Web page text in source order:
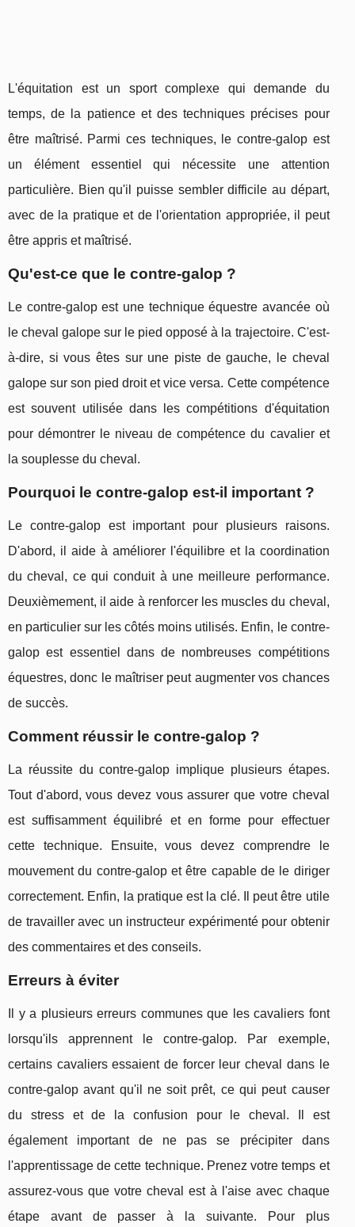
L'équitation est un sport complexe qui demande du
temps, de la patience et des techniques précises pour
être maîtrisé. Parmi ces techniques, le contre-galop est
un élément essentiel qui nécessite une attention
particulière. Bien qu'il puisse sembler difficile au départ,
avec de la pratique et de l'orientation appropriée, il peut
être appris et maîtrisé.
Qu'est-ce que le contre-galop ?
Le contre-galop est une technique équestre avancée où
le cheval galope sur le pied opposé à la trajectoire. C'est-
à-dire, si vous êtes sur une piste de gauche, le cheval
galope sur son pied droit et vice versa. Cette compétence
est souvent utilisée dans les compétitions d'équitation
pour démontrer le niveau de compétence du cavalier et
la souplesse du cheval.
Pourquoi le contre-galop est-il important ?
Le contre-galop est important pour plusieurs raisons.
D'abord, il aide à améliorer l'équilibre et la coordination
du cheval, ce qui conduit à une meilleure performance.
Deuxièmement, il aide à renforcer les muscles du cheval,
en particulier sur les côtés moins utilisés. Enfin, le contre-
galop est essentiel dans de nombreuses compétitions
équestres, donc le maîtriser peut augmenter vos chances
de succès.
Comment réussir le contre-galop ?
La réussite du contre-galop implique plusieurs étapes.
Tout d'abord, vous devez vous assurer que votre cheval
est suffisamment équilibré et en forme pour effectuer
cette technique. Ensuite, vous devez comprendre le
mouvement du contre-galop et être capable de le diriger
correctement. Enfin, la pratique est la clé. Il peut être utile
de travailler avec un instructeur expérimenté pour obtenir
des commentaires et des conseils.
Erreurs à éviter
Il y a plusieurs erreurs communes que les cavaliers font
lorsqu'ils apprennent le contre-galop. Par exemple,
certains cavaliers essaient de forcer leur cheval dans le
contre-galop avant qu'il ne soit prêt, ce qui peut causer
du stress et de la confusion pour le cheval. Il est
également important de ne pas se précipiter dans
l'apprentissage de cette technique. Prenez votre temps et
assurez-vous que votre cheval est à l'aise avec chaque
étape avant de passer à la suivante. Pour plus